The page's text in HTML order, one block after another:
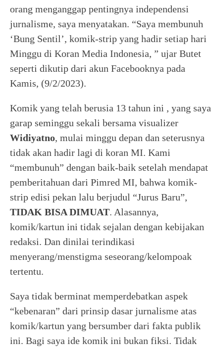
orang menganggap pentingnya independensi
jurnalisme, saya menyatakan. “Saya membunuh
‘Bung Sentil’, komik-strip yang hadir setiap hari
Minggu di Koran Media Indonesia, ” ujar Butet
seperti dikutip dari akun Facebooknya pada
Kamis, (9/2/2023).
Komik yang telah berusia 13 tahun ini , yang saya
garap seminggu sekali bersama visualizer
Widiyatno, mulai minggu depan dan seterusnya
tidak akan hadir lagi di koran MI. Kami
“membunuh” dengan baik-baik setelah mendapat
pemberitahuan dari Pimred MI, bahwa komik-
strip edisi pekan lalu berjudul “Jurus Baru”,
TIDAK BISA DIMUAT. Alasannya,
komik/kartun ini tidak sejalan dengan kebijakan
redaksi. Dan dinilai terindikasi
menyerang/menstigma seseorang/kelompoak
tertentu.
Saya tidak berminat memperdebatkan aspek
“kebenaran” dari prinsip dasar jurnalisme atas
komik/kartun yang bersumber dari fakta publik
ini. Bagi saya ide komik ini bukan fiksi. Tidak